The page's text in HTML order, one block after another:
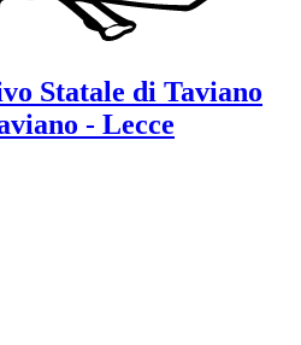
Statale di Taviano
- Lecce